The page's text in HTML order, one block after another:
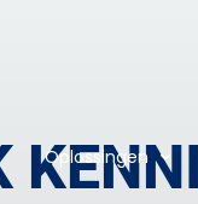
Oplossingen